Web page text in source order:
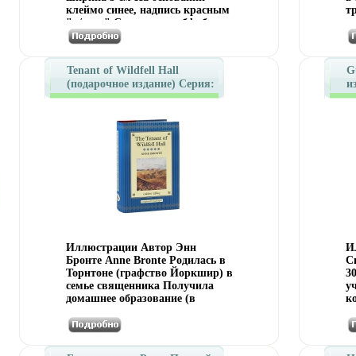
клеймо синее, надпись красным
"в/сорт" Сохранность бфпбх
очень хорошая.
Tenant of Wildfell Hall
(подарочное издание) Серия:
Collector's Library инфо
Иллюстрации Автор Энн
Бронте Anne Bronte Родилась в
Торнтоне (графство Йоркшир) в
семье священника Получила
домашнее образование (в
сестра Шарлотта), некоторое
время работала
гуваюъаюернанткой В 1846 году
у